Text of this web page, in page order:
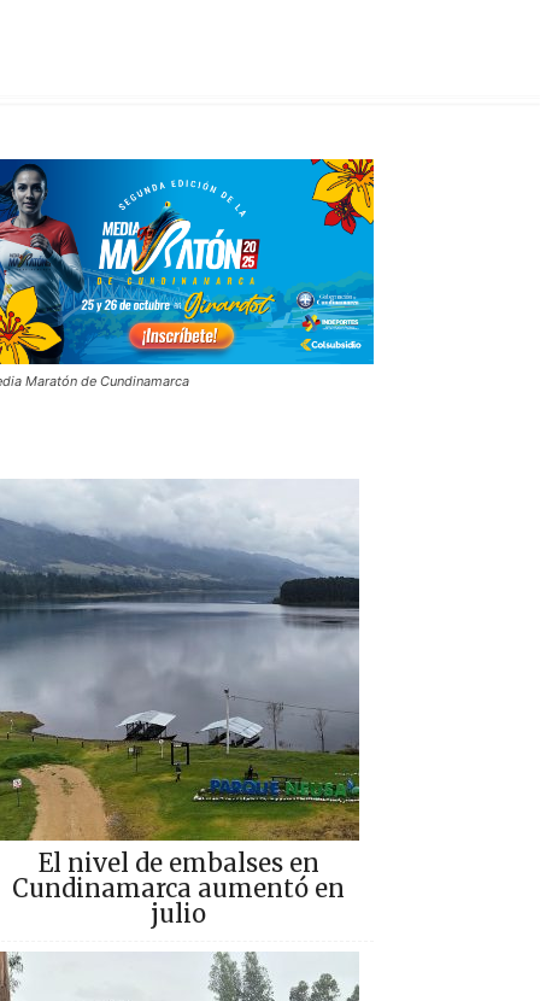
Maratón de Cundinamarca
El nivel de embalses en
Cundinamarca aumentó en
julio